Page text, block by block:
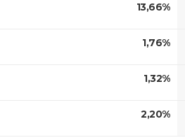
13,66%
1,76%
1,32%
2,20%